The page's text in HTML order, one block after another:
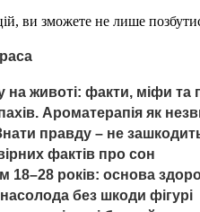
ви зможете не лише
животі: факти, міфи та
Ароматерапія як
правду – не
фактів про сон
18–28 років: основа
без шкоди фігурі